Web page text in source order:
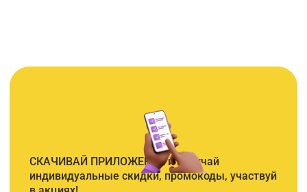
СКАЧИВАЙ ПРИЛОЖЕНИЕ и получай
индивидуальные скидки, промокоды, участвуй